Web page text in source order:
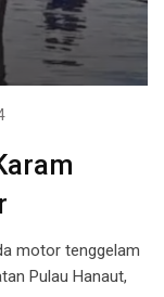
motor tenggelam
Pulau Hanaut,